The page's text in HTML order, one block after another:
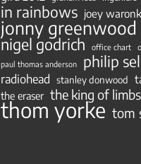
in rainbows joey
jonny greenwood
nigel godrich office chart
paul thomas anderson philip
radiohead stanley donwood
the eraser the king of limbs
thom yorke tom